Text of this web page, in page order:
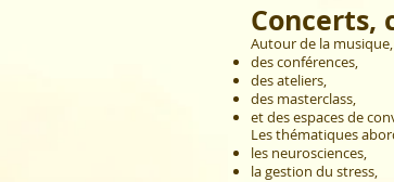
Concerts,
Autour de la musique,
des conférences,
des ateliers,
des masterclass,
et des espaces de
Les thématiques
les neurosciences,
la gestion du stress,